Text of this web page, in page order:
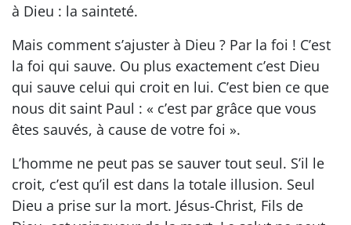
à Dieu : la sainteté.
Mais comment s’ajuster à Dieu ? Par la foi ! C’est
la foi qui sauve. Ou plus exactement c’est Dieu
qui sauve celui qui croit en lui. C’est bien ce que
nous dit saint Paul : « c’est par grâce que vous
êtes sauvés, à cause de votre foi ».
L’homme ne peut pas se sauver tout seul. S’il le
croit, c’est qu’il est dans la totale illusion. Seul
Dieu a prise sur la mort. Jésus-Christ, Fils de